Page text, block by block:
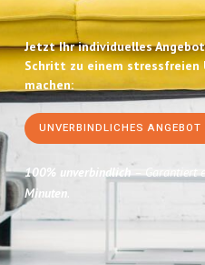
Jetzt Ihr individuelles
Schritt zu einem stressfreien
machen:
UNVERBINDLICHES ANGEBOT
100% unverbindlich– Garantiert
Minuten